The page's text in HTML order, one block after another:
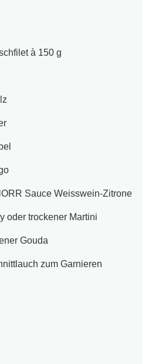
à 150 g
Sauce Weisswein-Zitrone
oder trockener Martini
Gouda
zum Garnieren